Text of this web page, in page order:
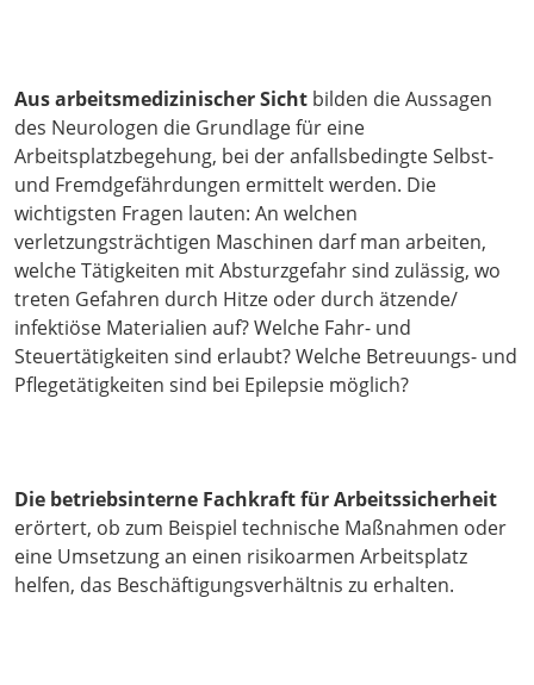
Aus arbeitsmedizinischer Sicht bilden die Aussagen
des Neurologen die Grundlage für eine
Arbeitsplatzbegehung, bei der anfallsbedingte Selbst-
und Fremdgefährdungen ermittelt werden. Die
wichtigsten Fragen lauten: An welchen
verletzungsträchtigen Maschinen darf man arbeiten,
welche Tätigkeiten mit Absturzgefahr sind zulässig, wo
treten Gefahren durch Hitze oder durch ätzende/
infektiöse Materialien auf? Welche Fahr- und
Steuertätigkeiten sind erlaubt? Welche Betreuungs- und
Pflegetätigkeiten sind bei Epilepsie möglich?
Die betriebsinterne Fachkraft für Arbeitssicherheit
erörtert, ob zum Beispiel technische Maßnahmen oder
eine Umsetzung an einen risikoarmen Arbeitsplatz
helfen, das Beschäftigungsverhältnis zu erhalten.